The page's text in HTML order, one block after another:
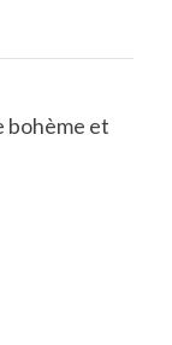
bohème et